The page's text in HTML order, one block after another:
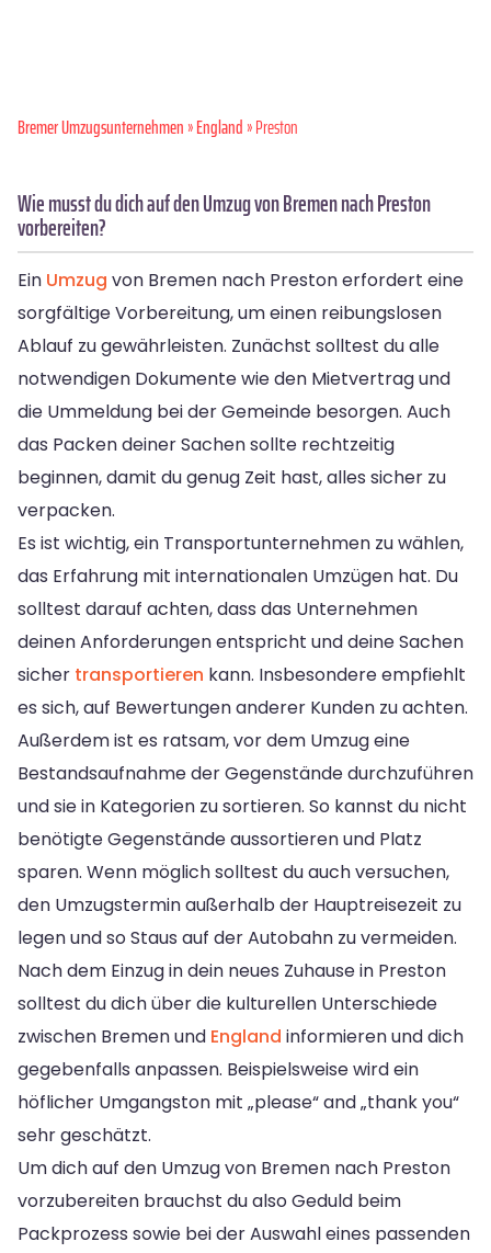
Bremer Umzugsunternehmen»England» Preston
Wie musst du dich auf den Umzug von Bremen nach Preston
vorbereiten?
Ein Umzug von Bremen nach Preston erfordert eine
sorgfältige Vorbereitung, um einen reibungslosen
Ablauf zu gewährleisten. Zunächst solltest du alle
notwendigen Dokumente wie den Mietvertrag und
die Ummeldung bei der Gemeinde besorgen. Auch
das Packen deiner Sachen sollte rechtzeitig
beginnen, damit du genug Zeit hast, alles sicher zu
verpacken.
Es ist wichtig, ein Transportunternehmen zu wählen,
das Erfahrung mit internationalen Umzügen hat. Du
solltest darauf achten, dass das Unternehmen
deinen Anforderungen entspricht und deine Sachen
sicher transportieren kann. Insbesondere empfiehlt
es sich, auf Bewertungen anderer Kunden zu achten.
Außerdem ist es ratsam, vor dem Umzug eine
Bestandsaufnahme der Gegenstände durchzuführen
und sie in Kategorien zu sortieren. So kannst du nicht
benötigte Gegenstände aussortieren und Platz
sparen. Wenn möglich solltest du auch versuchen,
den Umzugstermin außerhalb der Hauptreisezeit zu
legen und so Staus auf der Autobahn zu vermeiden.
Nach dem Einzug in dein neues Zuhause in Preston
solltest du dich über die kulturellen Unterschiede
zwischen Bremen und England informieren und dich
gegebenfalls anpassen. Beispielsweise wird ein
höflicher Umgangston mit „please“ and „thank you“
sehr geschätzt.
Um dich auf den Umzug von Bremen nach Preston
vorzubereiten brauchst du also Geduld beim
Packprozess sowie bei der Auswahl eines passenden